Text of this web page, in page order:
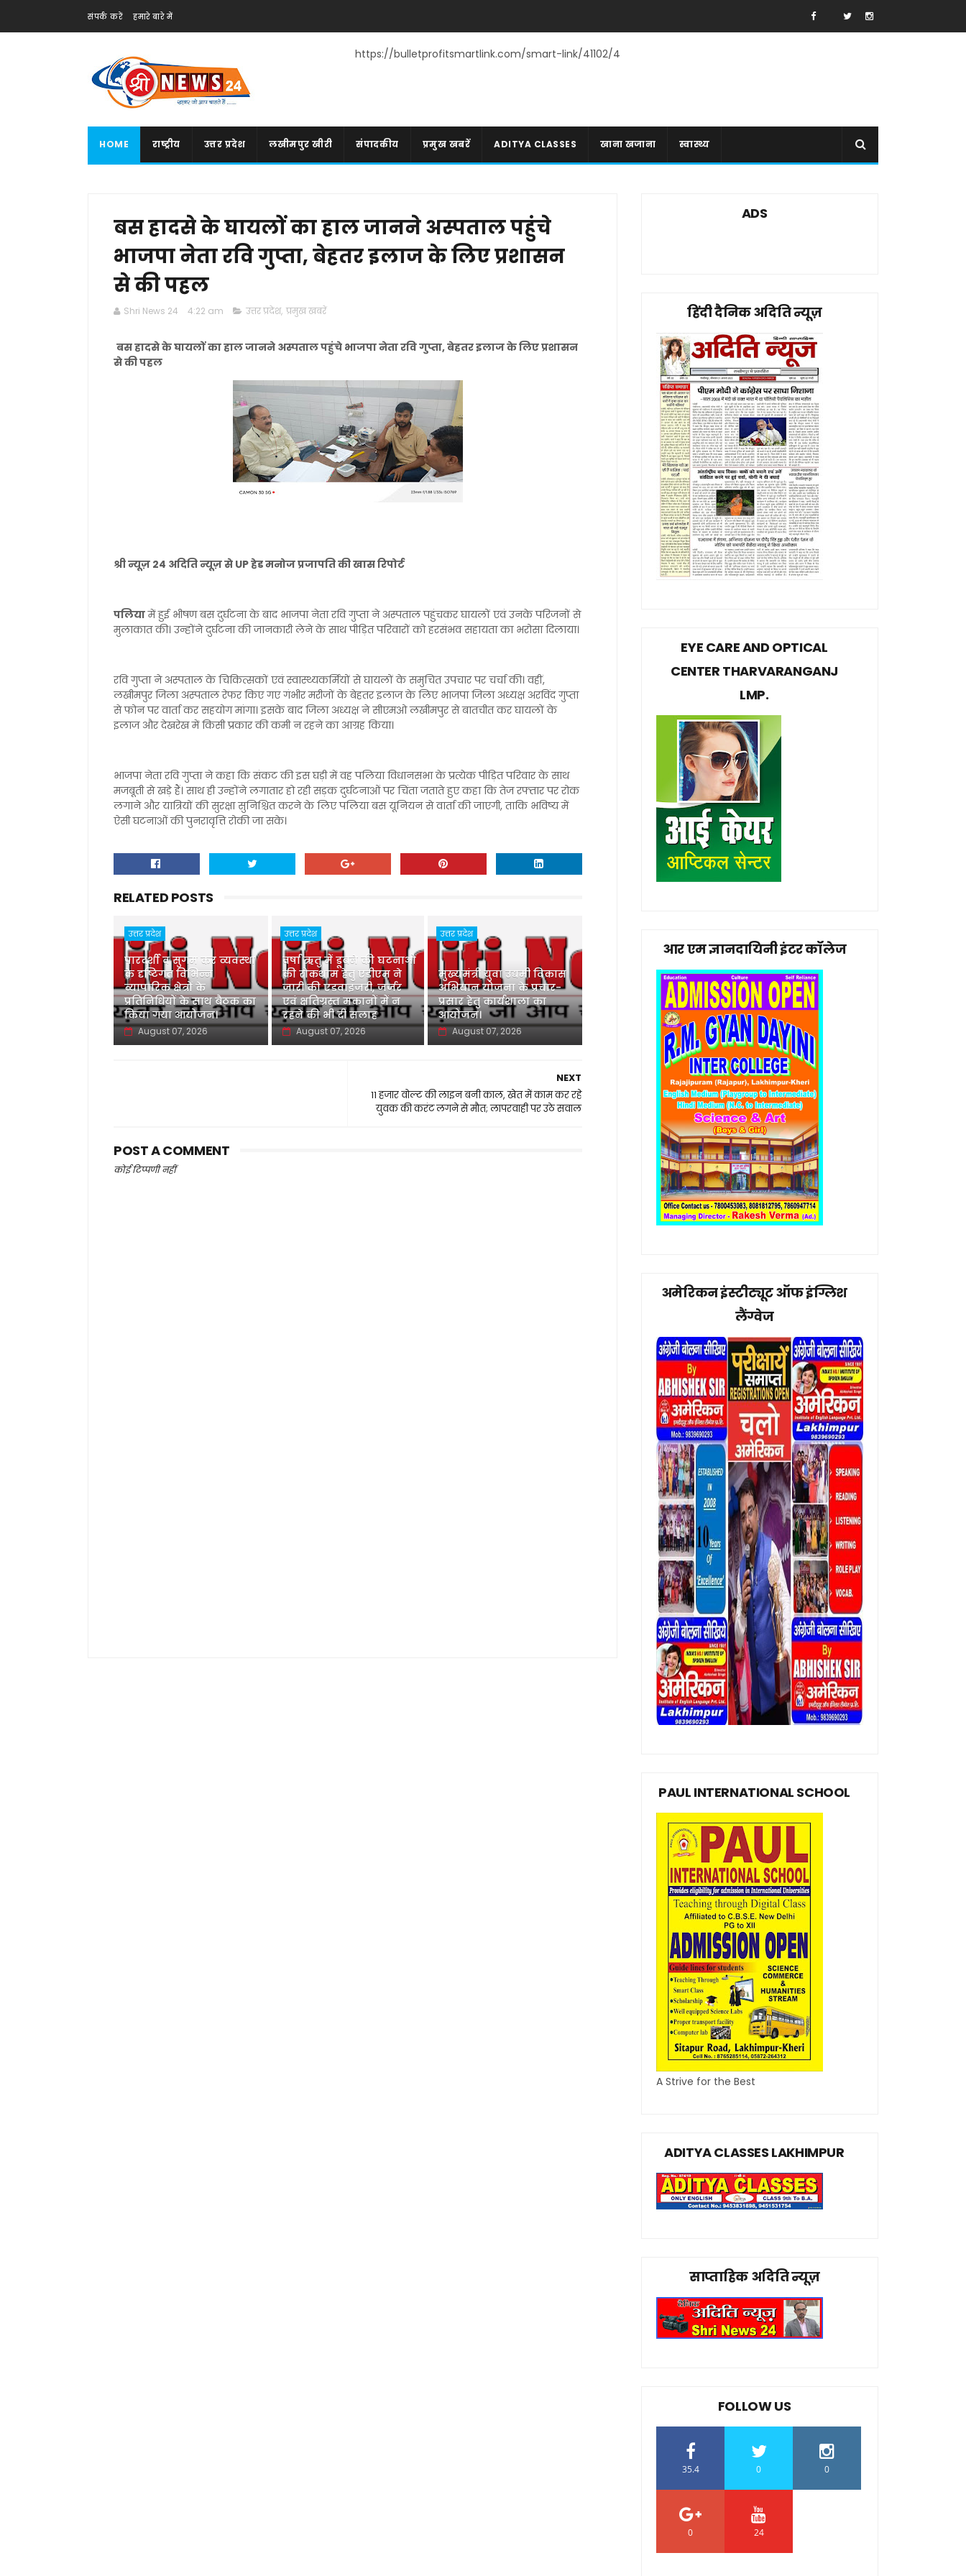
संपर्क करें हमारे बारे में
https://bulletprofitsmartlink.com/smart-link/41102/4
HOME राष्ट्रीय उत्तर प्रदेश लखीमपुर खीरी संपादकीय प्रमुख खबरें ADITYA CLASSES खाना खजाना स्वास्थ्य
बस हादसे के घायलों का हाल जानने अस्पताल पहुंचे
भाजपा नेता रवि गुप्ता, बेहतर इलाज के लिए प्रशासन
से की पहल
Shri News 24 4:22 am उत्तर प्रदेश, प्रमुख खबरें
बस हादसे के घायलों का हाल जानने अस्पताल पहुंचे भाजपा नेता रवि गुप्ता, बेहतर इलाज के लिए प्रशासन
से की पहल
श्री न्यूज़ 24 अदिति न्यूज़ से UP हेड मनोज प्रजापति की खास रिपोर्ट
पलियामें हुई भीषण बस दुर्घटना के बाद भाजपा नेता रवि गुप्ता ने अस्पताल पहुंचकर घायलों एवं उनके परिजनों से
मुलाकात की। उन्होंने दुर्घटना की जानकारी लेने के साथ पीड़ित परिवारों को हरसंभव सहायता का भरोसा दिलाया।
रवि गुप्ता ने अस्पताल के चिकित्सकों एवं स्वास्थ्यकर्मियों से घायलों के समुचित उपचार पर चर्चा की। वहीं,
लखीमपुर जिला अस्पताल रेफर किए गए गंभीर मरीजों के बेहतर इलाज के लिए भाजपा जिला अध्यक्ष अरविंद गुप्ता
से फोन पर वार्ता कर सहयोग मांगा। इसके बाद जिला अध्यक्ष ने सीएमओ लखीमपुर से बातचीत कर घायलों के
इलाज और देखरेख में किसी प्रकार की कमी न रहने का आग्रह किया।
भाजपा नेता रवि गुप्ता ने कहा कि संकट की इस घड़ी में वह पलिया विधानसभा के प्रत्येक पीड़ित परिवार के साथ
मजबूती से खड़े हैं। साथ ही उन्होंने लगातार हो रही सड़क दुर्घटनाओं पर चिंता जताते हुए कहा कि तेज रफ्तार पर रोक
लगाने और यात्रियों की सुरक्षा सुनिश्चित करने के लिए पलिया बस यूनियन से वार्ता की जाएगी, ताकि भविष्य में
ऐसी घटनाओं की पुनरावृत्ति रोकी जा सके।
RELATED POSTS
उत्तर प्रदेश
पारदर्शी व सुगम कर व्यवस्था
के दृष्टिगत विभिन्न
व्यापारिक क्षेत्रों के
प्रतिनिधियों के साथ बैठक का
किया गया आयोजन।
August 07, 2026
उत्तर प्रदेश
वर्षा ऋतु में डूबने की घटनाओं
की रोकथाम हेतु एडीएम ने
जारी की एडवाइजरी, जर्जर
एवं क्षतिग्रस्त मकानों में न
रहने की भी दी सलाह
August 07, 2026
उत्तर प्रदेश
मुख्यमंत्री युवा उद्यमी विकास
अभियान योजना के प्रचार-
प्रसार हेतु कार्यशाला का
आयोजन।
August 07, 2026
NEXT
11 हजार वोल्ट की लाइन बनी काल, खेत में काम कर रहे
युवक की करंट लगने से मौत; लापरवाही पर उठे सवाल
POST A COMMENT
कोई टिप्पणी नहीं
ADS
हिंदी दैनिक अदिति न्यूज़
EYE CARE AND OPTICAL
CENTER THARVARANGANJ
LMP.
आर एम ज्ञानदायिनी इंटर कॉलेज
अमेरिकन इंस्टीट्यूट ऑफ इंग्लिश
लैंग्वेज
PAUL INTERNATIONAL SCHOOL
A Strive for the Best
ADITYA CLASSES LAKHIMPUR
साप्ताहिक अदिति न्यूज़
FOLLOW US
35.4 0 0
0 24